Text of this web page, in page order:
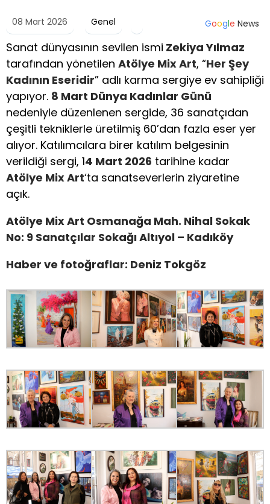
08 Mart 2026 Genel Google News
Sanat dünyasının sevilen ismi Zekiya Yılmaz
tarafından yönetilen Atölye Mix Art, “Her Şey
Kadının Eseridir” adlı karma sergiye ev sahipliği
yapıyor. 8 Mart Dünya Kadınlar Günü
nedeniyle düzenlenen sergide, 36 sanatçıdan
çeşitli tekniklerle üretilmiş 60’dan fazla eser yer
alıyor. Katılımcılara birer katılım belgesinin
verildiği sergi, 14 Mart 2026 tarihine kadar
Atölye Mix Art‘ta sanatseverlerin ziyaretine
açık.
Atölye Mix Art Osmanağa Mah. Nihal Sokak
No: 9 Sanatçılar Sokağı Altıyol – Kadıköy
Haber ve fotoğraflar: Deniz Tokgöz